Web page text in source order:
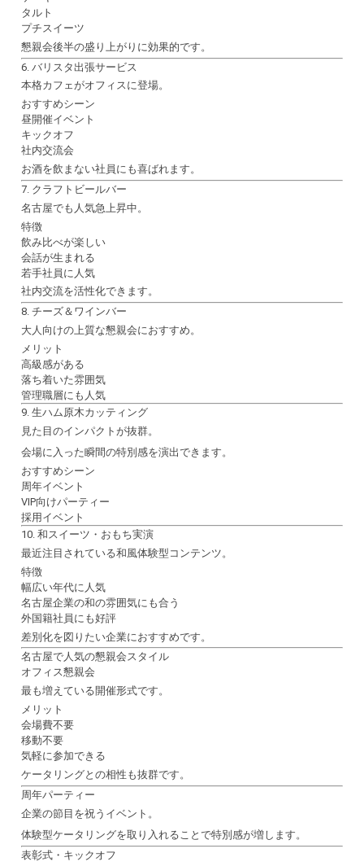
タルト
プチスイーツ
懇親会後半の盛り上がりに効果的です。
6. バリスタ出張サービス
本格カフェがオフィスに登場。
おすすめシーン
昼開催イベント
キックオフ
社内交流会
お酒を飲まない社員にも喜ばれます。
7. クラフトビールバー
名古屋でも人気急上昇中。
特徴
飲み比べが楽しい
会話が生まれる
若手社員に人気
社内交流を活性化できます。
8. チーズ＆ワインバー
大人向けの上質な懇親会におすすめ。
メリット
高級感がある
落ち着いた雰囲気
管理職層にも人気
9. 生ハム原木カッティング
見た目のインパクトが抜群。
会場に入った瞬間の特別感を演出できます。
おすすめシーン
周年イベント
VIP向けパーティー
採用イベント
10. 和スイーツ・おもち実演
最近注目されている和風体験型コンテンツ。
特徴
幅広い年代に人気
名古屋企業の和の雰囲気にも合う
外国籍社員にも好評
差別化を図りたい企業におすすめです。
名古屋で人気の懇親会スタイル
オフィス懇親会
最も増えている開催形式です。
メリット
会場費不要
移動不要
気軽に参加できる
ケータリングとの相性も抜群です。
周年パーティー
企業の節目を祝うイベント。
体験型ケータリングを取り入れることで特別感が増します。
表彰式・キックオフ